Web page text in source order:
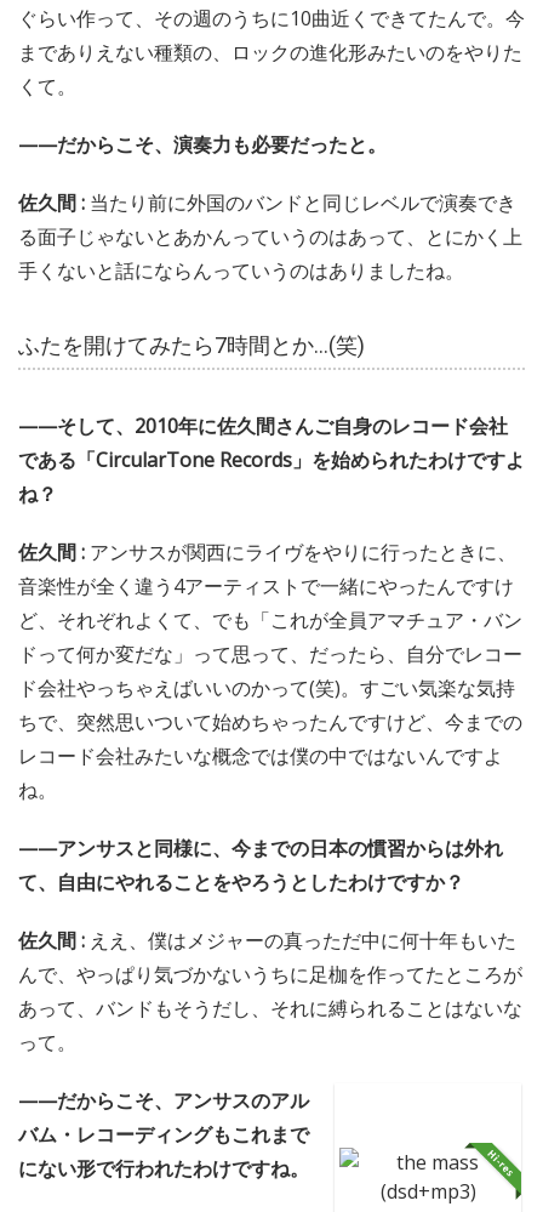
ぐらい作って、その週のうちに10曲近くできてたんで。今
までありえない種類の、ロックの進化形みたいのをやりた
くて。
——だからこそ、演奏力も必要だったと。
佐久間 : 当たり前に外国のバンドと同じレベルで演奏でき
る面子じゃないとあかんっていうのはあって、とにかく上
手くないと話にならんっていうのはありましたね。
ふたを開けてみたら7時間とか…(笑)
——そして、2010年に佐久間さんご自身のレコード会社
である「CircularTone Records」を始められたわけですよ
ね？
佐久間 : アンサスが関西にライヴをやりに行ったときに、
音楽性が全く違う4アーティストで一緒にやったんですけ
ど、それぞれよくて、でも「これが全員アマチュア・バン
ドって何か変だな」って思って、だったら、自分でレコー
ド会社やっちゃえばいいのかって(笑)。すごい気楽な気持
ちで、突然思いついて始めちゃったんですけど、今までの
レコード会社みたいな概念では僕の中ではないんですよ
ね。
——アンサスと同様に、今までの日本の慣習からは外れ
て、自由にやれることをやろうとしたわけですか？
佐久間 : ええ、僕はメジャーの真っただ中に何十年もいた
んで、やっぱり気づかないうちに足枷を作ってたところが
あって、バンドもそうだし、それに縛られることはないな
って。
——だからこそ、アンサスのアル
バム・レコーディングもこれまで
にない形で行われたわけですね。